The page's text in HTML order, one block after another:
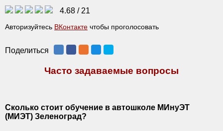
4.68 / 21
Авторизуйтесь ВКонтакте чтобы проголосовать
Поделиться
Часто задаваемые вопросы
Сколько стоит обучение в автошколе МИнуЭТ
(МИЭТ) Зеленоград?